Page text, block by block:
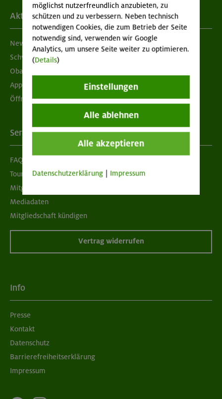
Aktuelles
Newsletter
Schwarzes Brett
Obacht geben!
App "Mein DAV+"
Öffnungszeiten
Services
FAQ
Tour der Woche
Mitgliedermagazin alpinwelt
Mediadaten
Mitgliedschaft kündigen
Vertrag widerrufen
Info
Presse
Kontakt
Datenschutz
Barrierefreiheitserklärung
Impressum
möglichst nutzerfreundlich anzubieten, zu
schützen und zu verbessern. Neben technisch
notwendigen Cookies, die zum Betrieb der Seite
notwendig sind, verwenden wir Google
Analytics, um unsere Seite weiter zu optimieren.
(Details)
Einstellungen
Alle ablehnen
Alle akzeptieren
Datenschutzerklärung Impressum